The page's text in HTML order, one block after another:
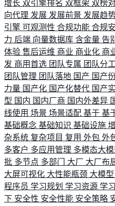
增长 双引擎排名 双框架 双榜
向代理 发展 发展前景 发展趋
引擎 可观测性 合规功能 合规
力 后端 向量数据库 含金量 告
体验 售后运维 商业 商业化 商
发 商用首选 团队专属 团队分
团队管理 团队落地 国产 国产
力量 国产化 国产化替代 国产
型 国内 国内厂商 国内外差异
线使用 场景 场景适配 基于 基
基础概念 基础知识 基础设施
杂系统 复杂项目 复用 外包 外
多客户 多应用管理 多模态大
批 多节点 多部门 大厂 大厂布
大屏可视化 大性能瓶颈 大模型
程序员 学习规划 学习资源 学
下 安全性 安全性能 安全策略